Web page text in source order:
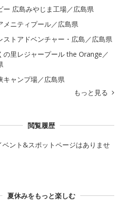
ー 広島みやじま工場／広島県
メニティプール／広島県
ストアドベンチャー・広島／広島県
の里レジャープール the Orange／
キャンプ場／広島県
もっと見る
閲覧履歴
ベント&スポットページはありませ
夏休みをもっと楽しむ